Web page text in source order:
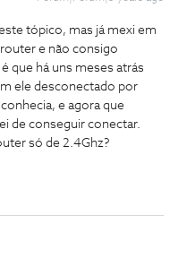
tópico, mas já mexi em
e não consigo
que há uns meses atrás
ele desconectado por
e agora que
de conseguir conectar.
só de 2.4Ghz?